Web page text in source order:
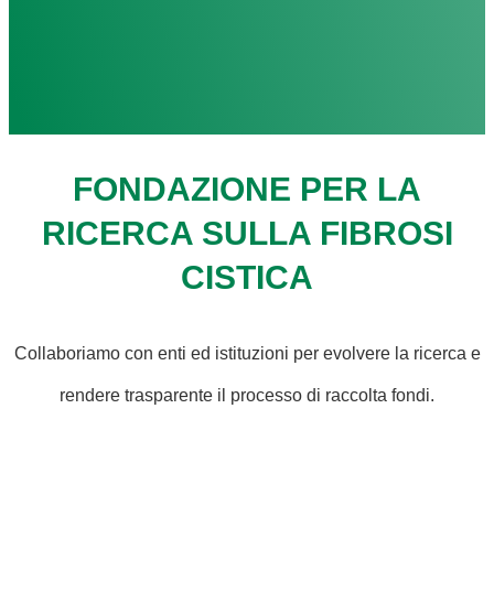
FONDAZIONE PER LA
RICERCA SULLA FIBROSI
CISTICA
Collaboriamo con enti ed istituzioni per evolvere la ricerca e
rendere trasparente il processo di raccolta fondi.